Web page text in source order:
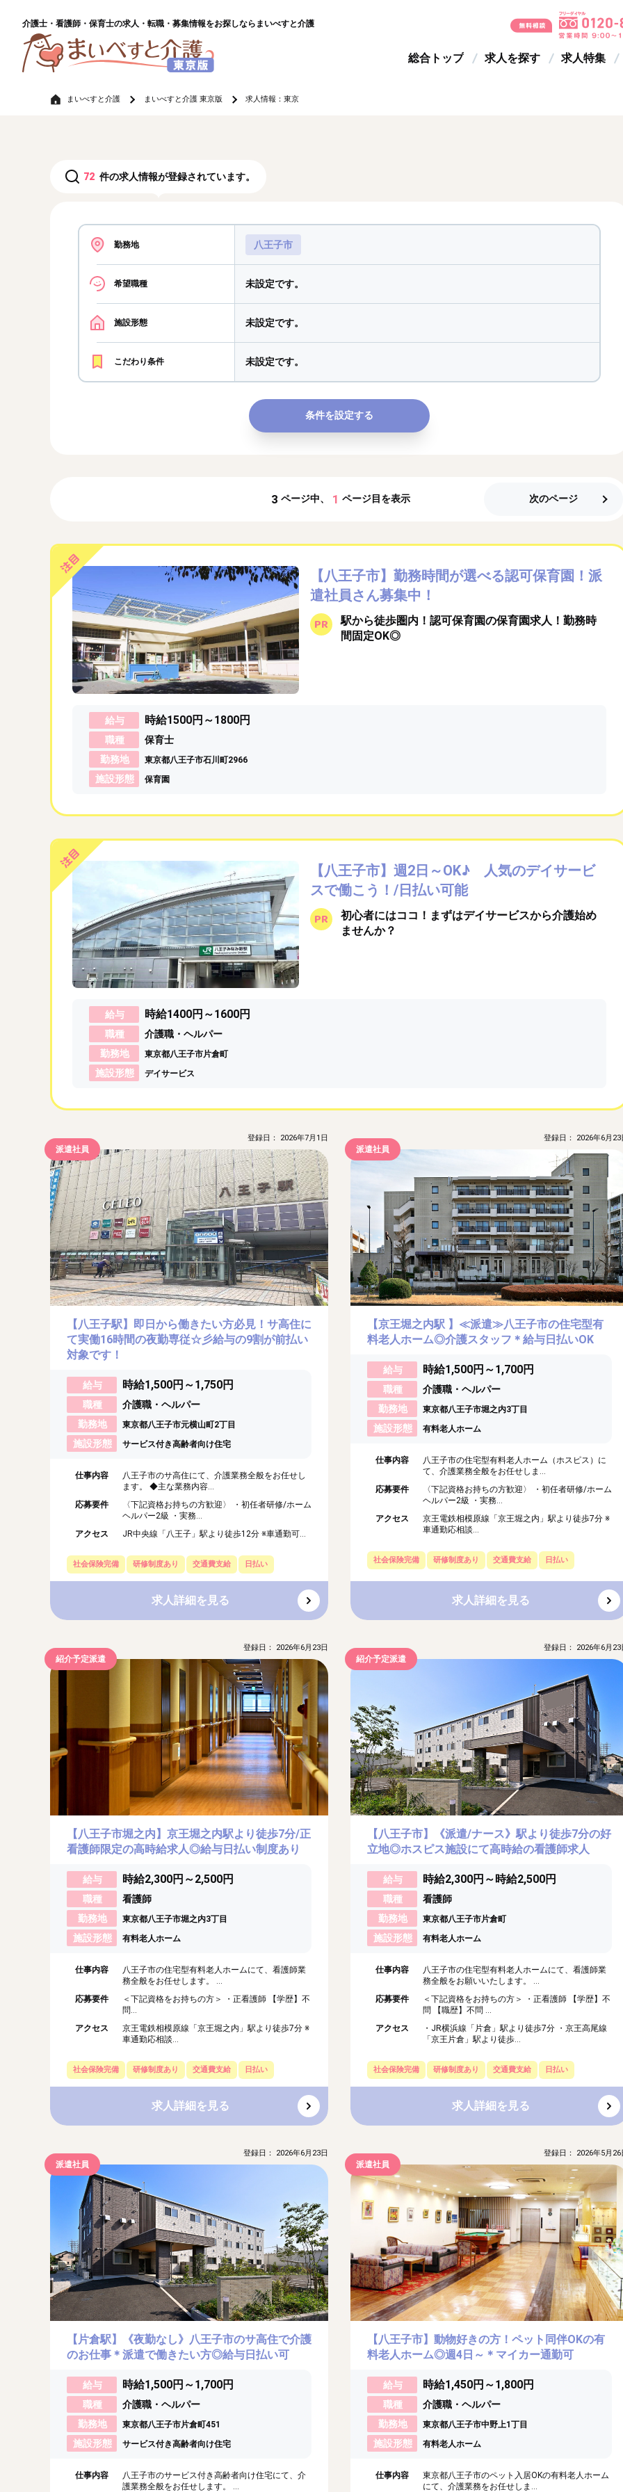
介護士・看護師・保育士の求人・転職・募集情報をお探しならまいべすと介護
総合トップ 求人を探す 求人特集
まいべすと介護 まいべすと介護 東京版 求人情報：東京
72 件の求人情報が登録されています。
勤務地 八王子市
希望職種 未設定です。
施設形態 未設定です。
こだわり条件 未設定です。
条件を設定する
3 ページ中、 1 ページ目を表示 次のページ
【八王子市】勤務時間が選べる認可保育園！派
遣社員さん募集中！
駅から徒歩圏内！認可保育園の保育園求人！勤務時
間固定OK◎
給与 時給1500円～1800円
職種
保育士
勤務地
東京都八王子市石川町2966
施設形態 保育園
【八王子市】週2日～OK♪ 人気のデイサービ
スで働こう！/日払い可能
初心者にはココ！まずはデイサービスから介護始め
ませんか？
給与 時給1400円～1600円
職種
介護職・ヘルパー
勤務地
東京都八王子市片倉町
施設形態 デイサービス
派遣社員
登録日： 2026年7月1日
【八王子駅】即日から働きたい方必見！サ高住に
て実働16時間の夜勤専従☆彡給与の9割が前払い
対象です！
給与 時給1,500円～1,750円
職種
介護職・ヘルパー
勤務地
東京都八王子市元横山町2丁目
施設形態 サービス付き高齢者向け住宅
仕事内容
八王子市のサ高住にて、介護業務全般をお任せし
ます。 ◆主な業務内容...
応募要件
〈下記資格お持ちの方歓迎〉 ・初任者研修/ホーム
ヘルパー2級 ・実務...
アクセス
JR中央線「八王子」駅より徒歩12分 ※車通勤可...
社会保険完備 研修制度あり 交通費支給 日払い
求人詳細を見る
派遣社員
登録日： 2026年6月23
【京王堀之内駅 】≪派遣≫八王子市の住宅型有
料老人ホーム◎介護スタッフ＊給与日払いOK
給与 時給1,500円～1,700円
職種
介護職・ヘルパー
勤務地
東京都八王子市堀之内3丁目
施設形態 有料老人ホーム
仕事内容
八王子市の住宅型有料老人ホーム（ホスピス）に
て、介護業務全般をお任せしま...
応募要件
〈下記資格お持ちの方歓迎〉 ・初任者研修/ホーム
ヘルパー2級 ・実務...
アクセス
京王電鉄相模原線「京王堀之内」駅より徒歩7分 ※
車通勤応相談...
社会保険完備 研修制度あり 交通費支給 日払い
求人詳細を見る
紹介予定派遣
登録日： 2026年6月23日
【八王子市堀之内】京王堀之内駅より徒歩7分/正
看護師限定の高時給求人◎給与日払い制度あり
給与 時給2,300円～2,500円
職種
看護師
勤務地
東京都八王子市堀之内3丁目
施設形態 有料老人ホーム
仕事内容
八王子市の住宅型有料老人ホームにて、看護師業
務全般をお任せします。 ...
応募要件
＜下記資格をお持ちの方＞ ・正看護師 【学歴】不
問...
アクセス
京王電鉄相模原線「京王堀之内」駅より徒歩7分 ※
車通勤応相談...
社会保険完備 研修制度あり 交通費支給 日払い
求人詳細を見る
紹介予定派遣
登録日： 2026年6月23
【八王子市】《派遣/ナース》駅より徒歩7分の好
立地◎ホスピス施設にて高時給の看護師求人
給与 時給2,300円～時給2,500円
職種
看護師
勤務地
東京都八王子市片倉町
施設形態 有料老人ホーム
仕事内容
八王子市の住宅型有料老人ホームにて、看護師業
務全般をお願いいたします。 ...
応募要件
＜下記資格をお持ちの方＞ ・正看護師 【学歴】不
問 【職歴】不問 ...
アクセス
・JR横浜線「片倉」駅より徒歩7分 ・京王高尾線
「京王片倉」駅より徒歩...
社会保険完備 研修制度あり 交通費支給 日払い
求人詳細を見る
派遣社員
登録日： 2026年6月23日
【片倉駅】《夜勤なし》八王子市のサ高住で介護
のお仕事＊派遣で働きたい方◎給与日払い可
給与 時給1,500円～1,700円
職種
介護職・ヘルパー
勤務地
東京都八王子市片倉町451
施設形態 サービス付き高齢者向け住宅
仕事内容
八王子市のサービス付き高齢者向け住宅にて、介
護業務全般をお任せします。 ...
派遣社員
登録日： 2026年5月26
【八王子市】動物好きの方！ペット同伴OKの有
料老人ホーム◎週4日～＊マイカー通勤可
給与 時給1,450円～1,800円
職種
介護職・ヘルパー
勤務地
東京都八王子市中野上1丁目
施設形態 有料老人ホーム
仕事内容
東京都八王子市のペット入居OKの有料老人ホーム
にて、介護業務をお任せしま...